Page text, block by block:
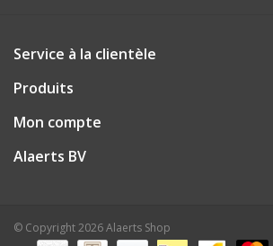
Service à la clientèle
Produits
Mon compte
Alaerts BV
© Copyright 2026 Alaerts Shop